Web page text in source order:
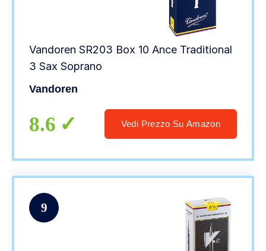
Vandoren SR203 Box 10 Ance Traditional
3 Sax Soprano
Vandoren
8.6 Vedi Prezzo Su Amazon
9